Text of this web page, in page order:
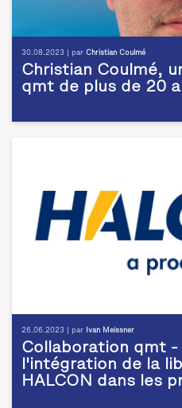
30.08.2023 | par Christian Coulmé
Christian Coulmé,
qmt de plus de 20
26.06.2023 | par Ivan Meissner
Collaboration qmt -
l'intégration de la
HALCON dans les